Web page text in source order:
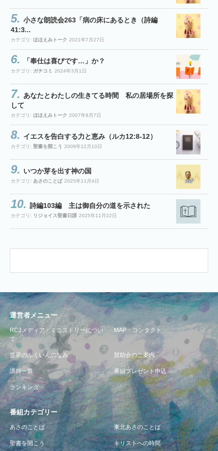
小さな朗読会263「病の床にあるとき（詩編
41:3...
カテゴリ: ほほえみトーク 2021年7月27日
「奉仕は喜びです…」か？
カテゴリ: ガチコミ 2024年3月1日
あなたとわたしの生きてる時間 私の居場所を探
して
カテゴリ: ほほえみトーク 2007年8月7日
イエスを告白する力と恵み（ルカ12:8-12）
カテゴリ: 聖書を開こう 2009年12月10日
いつか芽を出す神の国
カテゴリ: あさのことば 2025年11月4日
詩編103編 主は御自分の道を示された
カテゴリ: リジョイス聖書日課 2025年11月22日
運営者メニュー
RCJメディア・ミニストリーについ
て
MAP・コンタクト
世界のふくいんのなみ 賛助会のご案内
講師一覧 番組プレゼント申込
ランキング
番組カテゴリー
あさのことば 東北あさのことば
聖書を開こう キリストへの時間